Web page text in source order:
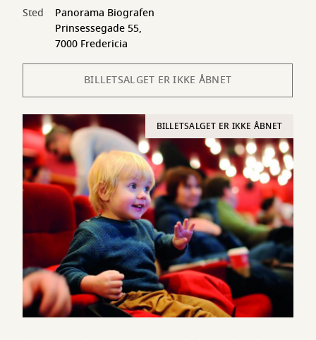
BILLETSALGET ER IKKE ÅBNET
Sted
Panorama Biografen
Prinsessegade 55,
7000 Fredericia
BILLETSALGET ER IKKE ÅBNET